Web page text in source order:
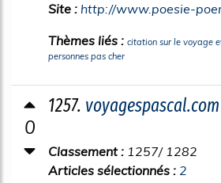
Site : http://www.poesie-
Thèmes liés : citation sur le voyage
personnes pas cher
0
1257. voyagespascal.com
Classement : 1257/ 1282
Articles sélectionnés : 2